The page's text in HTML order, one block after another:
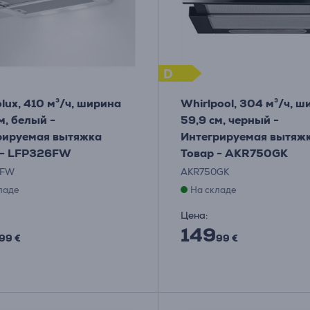
410 м³/ч, ширина
белый -
вытяжка
LFP326FW
€
D
Whirlpool, 304 м³/ч,
59,9 см, черный -
Интегрируемая
Товар - AKR750GK
AKR750GK
На складе
Цена:
14999 €